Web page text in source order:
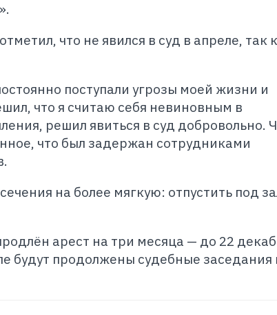
что не явился в суд в апреле, так
поступали угрозы моей жизни и
что я считаю себя невиновным в
решил явиться в суд добровольно.
что был задержан сотрудниками
на более мягкую: отпустить под
арест на три месяца — до 22
будут продолжены судебные заседания